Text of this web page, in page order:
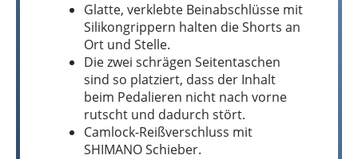
Glatte, verklebte Beinabschlüsse mit
Silikongrippern halten die Shorts an
Ort und Stelle.
Die zwei schrägen Seitentaschen
sind so platziert, dass der Inhalt
beim Pedalieren nicht nach vorne
rutscht und dadurch stört.
Camlock-Reißverschluss mit
SHIMANO Schieber.